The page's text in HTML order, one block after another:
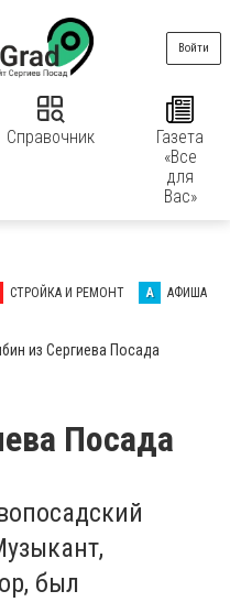
Справочник
Газета
«Все
для
Вас»
Войти
СТРОЙКА И РЕМОНТ А АФИША
из Сергиева Посада
Посада
был